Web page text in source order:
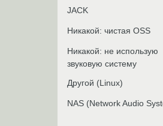
JACK
Никакой: чистая OSS
Никакой: не использую
звуковую систему
Другой (Linux)
NAS (Network Audio